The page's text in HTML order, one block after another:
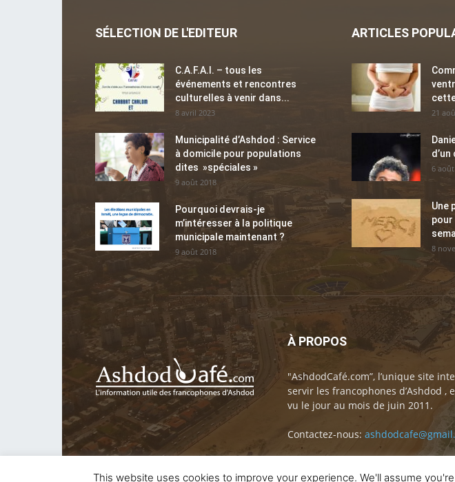
SÉLECTION DE L'EDITEUR
C.A.F.A.I. – tous les
événements et rencontres
culturelles à venir dans...
8 avril 2023
Municipalité d’Ashdod : Service
à domicile pour populations
dites »spéciales »
9 août 2018
Pourquoi devrais-je
m’intéresser à la politique
municipale maintenant ?
9 août 2018
ARTICLES
21
6
Une
pour
8
À PROPOS
"AshdodCafé.com”, l’unique site
servir les francophones d’Ashdod ,
vu le jour au mois de juin 2011.
Contactez-nous:
This website uses cookies to improve your experience. We'll assume